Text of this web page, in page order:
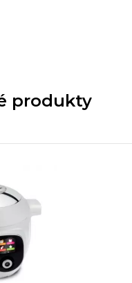
produkty